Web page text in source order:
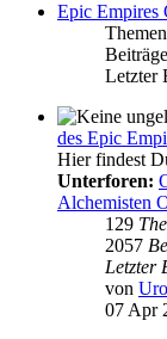
Epic Empires
Themen
Beiträge
Letzter
des Epic
Hier findest
Unterforen:
Alchemisten
129
2057
Letzter
von
07 Apr